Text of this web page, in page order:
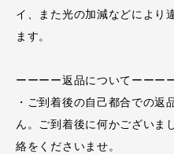
イ、また光の加減などにより
ます。
ーーーー返品についてーーー
・ご到着後の自己都合での返
ん。ご到着後に何かございま
絡をくださいませ。